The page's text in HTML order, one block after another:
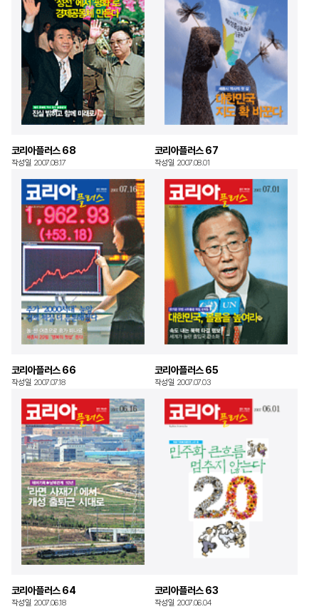
코리아플러스 68
작성일 2007.08.17
코리아플러스 67
작성일 2007.08.01
코리아플러스 66
작성일 2007.07.18
코리아플러스 65
작성일 2007.07.03
코리아플러스 64
작성일 2007.06.18
코리아플러스 63
작성일 2007.06.04